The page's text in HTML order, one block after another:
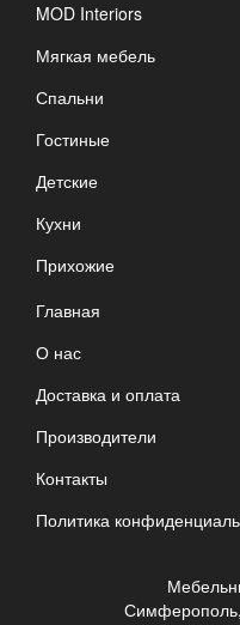
MOD Interiors
Мягкая мебель
Спальни
Гостиные
Детские
Кухни
Прихожие
Главная
О нас
Доставка и оплата
Производители
Контакты
Политика
Симферополь,